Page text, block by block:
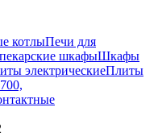
котлыПечи для
шкафыШкафы
электрическиеПлиты